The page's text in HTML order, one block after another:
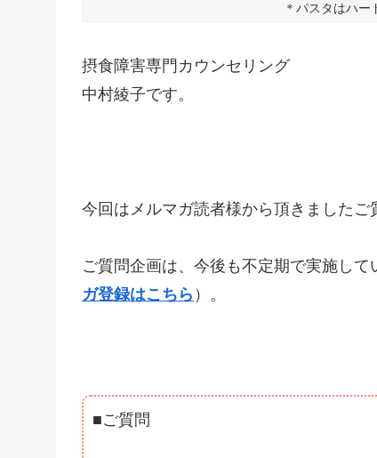
＊パスタはハー
摂食障害専門カウンセリング
中村綾子です。
今回はメルマガ読者様から頂きましたご
ご質問企画は、今後も不定期で実施し
ガ登録はこちら ）。
■ご質問